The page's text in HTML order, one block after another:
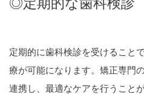
◎定期的な歯科検診
定期的に歯科検診を受けること
療が可能になります。矯正専門
連携し、最適なケアを行うことが